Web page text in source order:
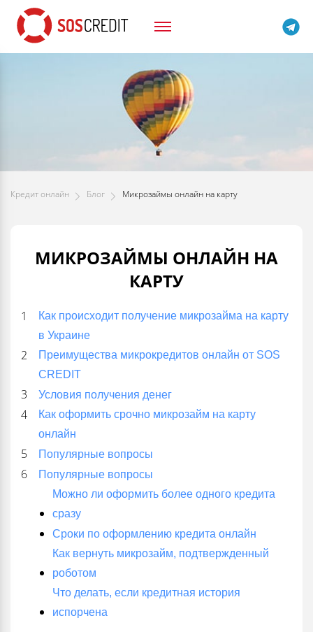
Кредит онлайн Блог Микрозаймы онлайн на карту
МИКРОЗАЙМЫ ОНЛАЙН НА
КАРТУ
Как происходит получение микрозайма на карту
в Украине
Преимущества микрокредитов онлайн от SOS
CREDIT
Условия получения денег
Как оформить срочно микрозайм на карту
онлайн
Популярные вопросы
Популярные вопросы
Можно ли оформить более одного кредита
сразу
Сроки по оформлению кредита онлайн
Как вернуть микрозайм, подтвержденный
роботом
Что делать, если кредитная история
испорчена